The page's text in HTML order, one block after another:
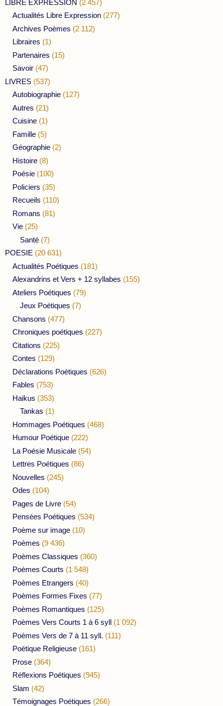
LIBRE EXPRESSION (2 457)
Actualités Libre Expression (277)
Archives Poèmes (2 112)
Libraires (1)
Partenaires (15)
Savoir (47)
LIVRES (537)
Autobiographie (127)
Autres (21)
Cuisine (1)
Famille (5)
Géographie (2)
Histoire (8)
Poésie (100)
Policiers (35)
Recueils (110)
Romans (81)
Vie (25)
Santé (7)
POESIE (20 631)
Actualités Poétiques (181)
Alexandrins et Vers + 12 syllabes (155)
Ateliers Poétiques (79)
Jeux Poétiques (7)
Chansons (477)
Chroniques poétiques (227)
Citations (225)
Contes (129)
Déclarations Poétiques (626)
Fables (753)
Haikus (353)
Tankas (1)
Hommages Poétiques (468)
Humour Poétique (222)
La Poésie Musicale (54)
Lettres Poétiques (86)
Nouvelles (245)
Odes (104)
Pages de Livre (54)
Pensées Poétiques (534)
Poème sur image (10)
Poèmes (9 436)
Poèmes Classiques (360)
Poèmes Courts (1 548)
Poèmes Etrangers (40)
Poèmes Formes Fixes (77)
Poèmes Romantiques (125)
Poèmes Vers Courts 1 à 6 syll (1 092)
Poèmes Vers de 7 à 11 syll. (111)
Poétique Religieuse (161)
Prose (364)
Réflexions Poétiques (945)
Slam (42)
Témoignages Poétiques (266)